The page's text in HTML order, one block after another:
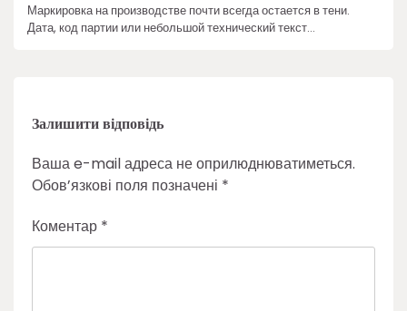
Маркировка на производстве почти всегда остается в тени.
Дата, код партии или небольшой технический текст…
Залишити відповідь
Ваша e-mail адреса не оприлюднюватиметься.
Обов’язкові поля позначені *
Коментар *